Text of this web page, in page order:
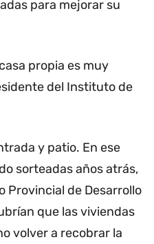
para mejorar su
propia es muy
del Instituto de
y patio. En ese
sorteadas años atrás,
de Desarrollo
que las viviendas
volver a recobrar la